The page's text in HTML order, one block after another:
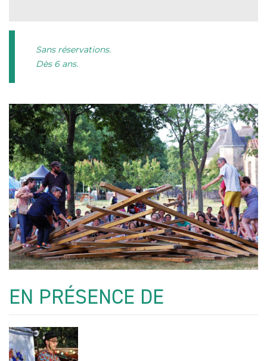
Sans réservations.
Dès 6 ans.
EN PRÉSENCE DE